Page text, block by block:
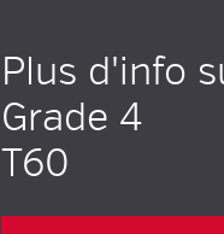
Plus d'info
Grade 4
T60